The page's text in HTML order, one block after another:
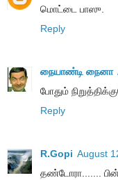
மொட்டை பாஸு.
Reply
நையாண்டி நைனா
போதும்
Reply
R.Gopi August
தண்டோரா.......